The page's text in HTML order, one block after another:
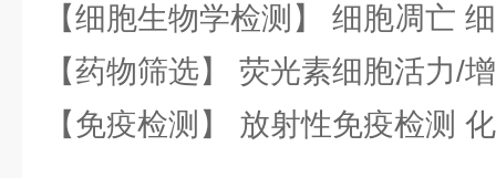
【细胞生物学检测】 细胞凋亡
【药物筛选】 荧光素细胞活力/
【免疫检测】 放射性免疫检测